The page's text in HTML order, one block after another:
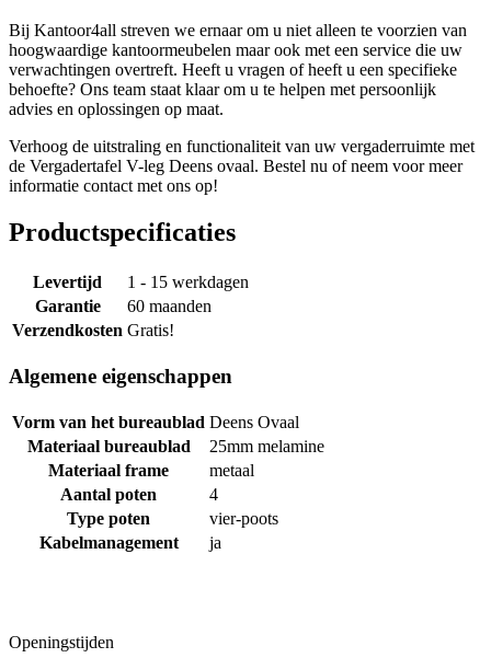
Bij Kantoor4all streven we ernaar om u niet alleen te voorzien van
hoogwaardige kantoormeubelen maar ook met een service die uw
verwachtingen overtreft. Heeft u vragen of heeft u een specifieke
behoefte? Ons team staat klaar om u te helpen met persoonlijk
advies en oplossingen op maat.
Verhoog de uitstraling en functionaliteit van uw vergaderruimte met
de Vergadertafel V-leg Deens ovaal. Bestel nu of neem voor meer
informatie contact met ons op!
Productspecificaties
Levertijd
1 - 15 werkdagen
Garantie
60 maanden
Verzendkosten Gratis!
Algemene eigenschappen
Vorm van het bureaublad Deens Ovaal
Materiaal bureaublad
25mm melamine
Materiaal frame
metaal
Aantal poten
4
Type poten
vier-poots
Kabelmanagement
ja
Openingstijden